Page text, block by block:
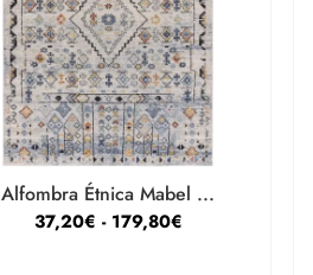
Alfombra Étnica Mabel ...
37,20€ - 179,80€